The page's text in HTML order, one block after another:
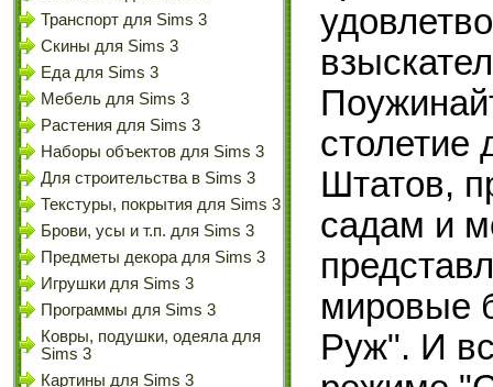
Транспорт для Sims 3
Скины для Sims 3
Еда для Sims 3
Мебель для Sims 3
Растения для Sims 3
Наборы объектов для Sims 3
Для строительства в Sims 3
Текстуры, покрытия для Sims 3
Брови, усы и т.п. для Sims 3
Предметы декора для Sims 3
Игрушки для Sims 3
Программы для Sims 3
Ковры, подушки, одеяла для
Sims 3
Картины для Sims 3
столетие
Штатов,
садам и
мировые
Руж". И